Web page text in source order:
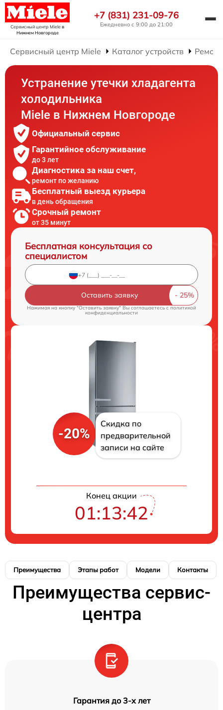
Сервисный центр Mieleв
Нижнем Новгороде
+7 (831) 231-09-76
Ежедневно с 9:00 до 21:00
Сервисный центр Miele Каталог устройств
Устранение утечки хладагента
холодильника
Miele в Нижнем Новгороде
Официальный сервис
Гарантийное обслуживание
до 3 лет
Диагностика за наш счет,
ремонт по желанию
Бесплатный выезд курьера
в день обращения
Срочный ремонт
от 35 минут
Бесплатная консультация со
специалистом
Оставить заявку
Нажимая на кнопку "Оставить заявку" Вы соглашаетесь cполитикой
конфиденциальности
-20%
Скидка по
предварительной
записи на сайте
Конец акции
01:13:41
Преимущества Этапы работ Модели Контакты
Преимущества сервис-
центра
Гарантия до 3-х лет